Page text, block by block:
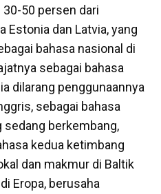
50 persen dari
Estonia dan Latvia, yang
bahasa nasional di
sebagai bahasa
dilarang penggunaannya
sebagai bahasa
sedang berkembang,
kedua ketimbang
dan makmur di Baltik
Eropa, berusaha